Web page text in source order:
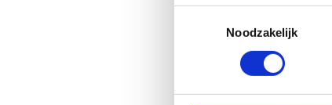
Noodzakelijk